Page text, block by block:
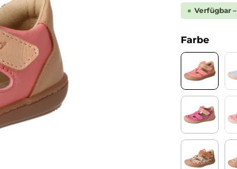
Verfügbar
Farbe
Celeste
Chalk